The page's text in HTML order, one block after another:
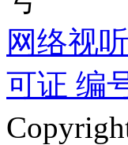
网络视
可证 编